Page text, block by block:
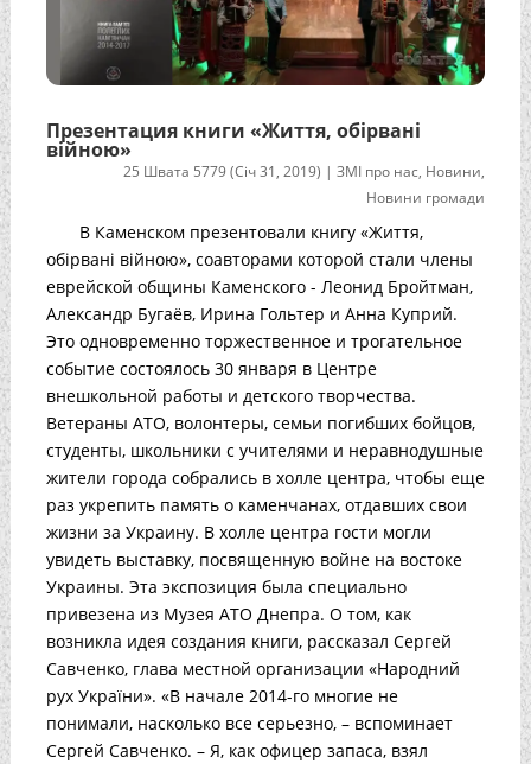
Презентация книги «Життя, обірвані
війною»
25 Швата 5779 (Січ 31, 2019) |ЗМІ про нас, Новини,
Новини громади
В Каменском презентовали книгу «Життя,
обірвані війною», соавторами которой стали члены
еврейской общины Каменского - Леонид Бройтман,
Александр Бугаёв, Ирина Гольтер и Анна Куприй.
Это одновременно торжественное и трогательное
событие состоялось 30 января в Центре
внешкольной работы и детского творчества.
Ветераны АТО, волонтеры, семьи погибших бойцов,
студенты, школьники с учителями и неравнодушные
жители города собрались в холле центра, чтобы еще
раз укрепить память о каменчанах, отдавших свои
жизни за Украину. В холле центра гости могли
увидеть выставку, посвященную войне на востоке
Украины. Эта экспозиция была специально
привезена из Музея АТО Днепра. О том, как
возникла идея создания книги, рассказал Сергей
Савченко, глава местной организации «Народний
рух України». «В начале 2014-го многие не
понимали, насколько все серьезно, – вспоминает
Сергей Савченко. – Я, как офицер запаса, взял